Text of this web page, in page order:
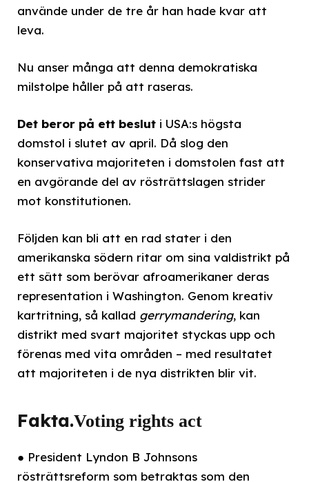
använde under de tre år han hade kvar att
leva.
Nu anser många att denna demokratiska
milstolpe håller på att raseras.
Det beror på ett beslut i USA:s högsta
domstol i slutet av april. Då slog den
konservativa majoriteten i domstolen fast att
en avgörande del av rösträttslagen strider
mot konstitutionen.
Följden kan bli att en rad stater i den
amerikanska södern ritar om sina valdistrikt på
ett sätt som berövar afroamerikaner deras
representation i Washington. Genom kreativ
kartritning, så kallad gerrymandering, kan
distrikt med svart majoritet styckas upp och
förenas med vita områden – med resultatet
att majoriteten i de nya distrikten blir vit.
Fakta.Voting rights act
● President Lyndon B Johnsons
rösträttsreform som betraktas som den